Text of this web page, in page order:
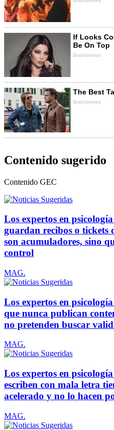
Contenido sugerido
Contenido GEC
Los expertos en
guardan recibos o tickets
son acumuladores, sino
control
MAG.
Los expertos en
que nunca publican
no pretenden buscar
MAG.
Los expertos en
escriben con mala letra
acelerado y no lo hacen
MAG.